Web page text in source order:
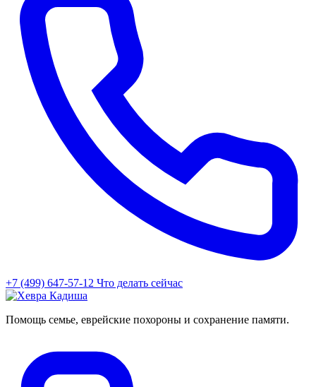
+7 (499) 647-57-12 Что делать сейчас
Помощь семье, еврейские похороны и сохранение памяти.